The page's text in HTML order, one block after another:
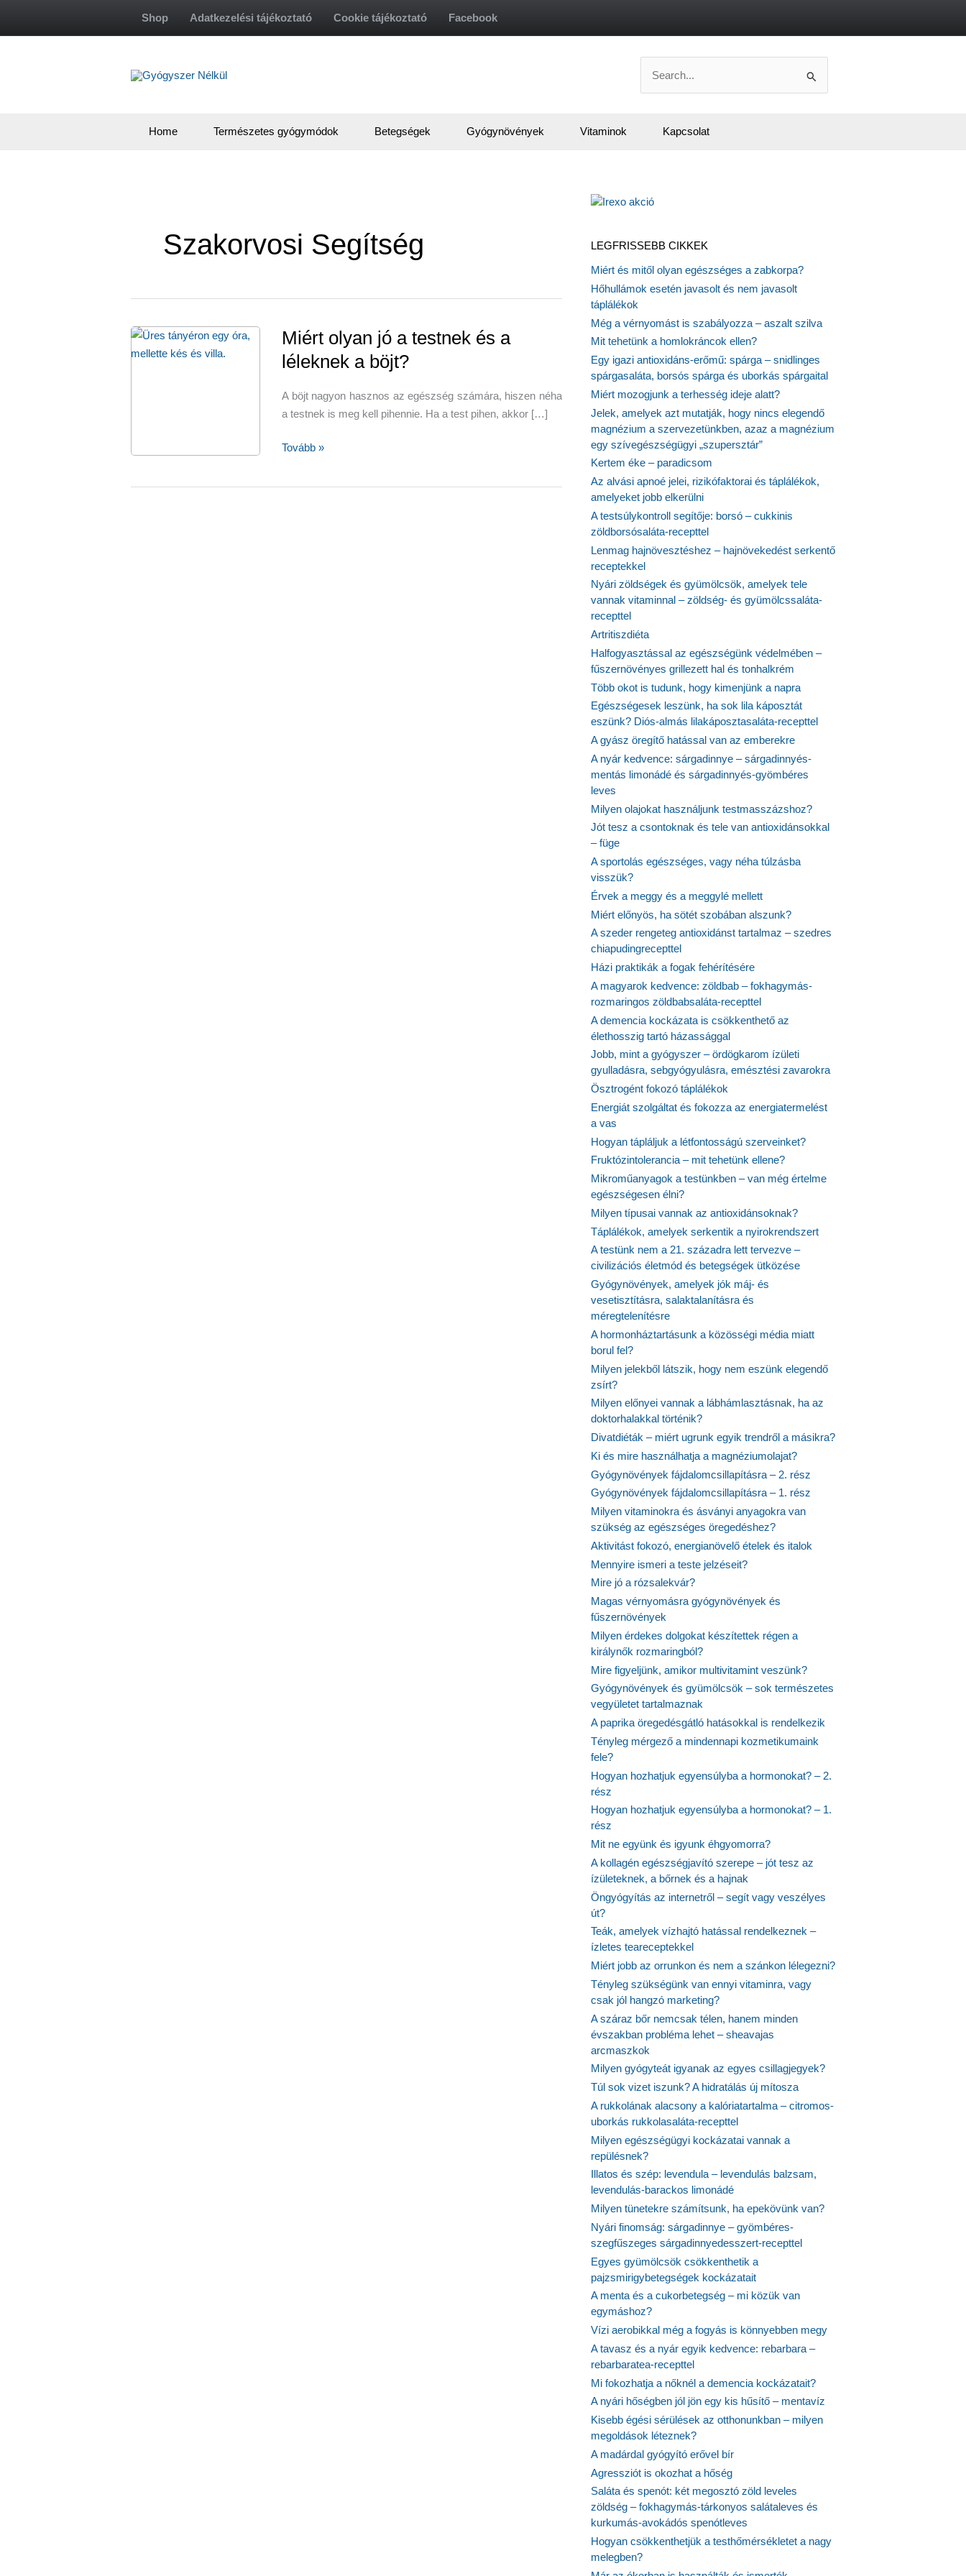
Shop Adatkezelési tájékoztató Cookie tájékoztató Facebook
for:
Home Természetes gyógymódok Betegségek Gyógynövények Vitaminok Kapcsolat
Szakorvosi Segítség
Miért olyan jó a testnek és a
léleknek a böjt?
A böjt nagyon hasznos az egészség számára, hiszen néha
a testnek is meg kell pihennie. Ha a test pihen, akkor […]
Miért
Tovább »
LEGFRISSEBB CIKKEK
Miért és mitől olyan egészséges a zabkorpa?
Hőhullámok esetén javasolt és nem javasolt
táplálékok
Még a vérnyomást is szabályozza – aszalt szilva
Mit tehetünk a homlokráncok ellen?
Egy igazi antioxidáns-erőmű: spárga – snidlinges
spárgasaláta, borsós spárga és uborkás spárgaital
Miért mozogjunk a terhesség ideje alatt?
Jelek, amelyek azt mutatják, hogy nincs elegendő
magnézium a szervezetünkben, azaz a magnézium
egy szívegészségügyi „szupersztár”
Kertem éke – paradicsom
Az alvási apnoé jelei, rizikófaktorai és táplálékok,
amelyeket jobb elkerülni
A testsúlykontroll segítője: borsó – cukkinis
zöldborsósaláta-recepttel
Lenmag hajnövesztéshez – hajnövekedést serkentő
receptekkel
Nyári zöldségek és gyümölcsök, amelyek tele
vannak vitaminnal – zöldség- és gyümölcssaláta-
recepttel
Artritiszdiéta
Halfogyasztással az egészségünk védelmében –
fűszernövényes grillezett hal és tonhalkrém
Több okot is tudunk, hogy kimenjünk a napra
Egészségesek leszünk, ha sok lila káposztát
eszünk? Diós-almás lilakáposztasaláta-recepttel
A gyász öregítő hatással van az emberekre
A nyár kedvence: sárgadinnye – sárgadinnyés-
mentás limonádé és sárgadinnyés-gyömbéres
leves
Milyen olajokat használjunk testmasszázshoz?
Jót tesz a csontoknak és tele van antioxidánsokkal
– füge
A sportolás egészséges, vagy néha túlzásba
visszük?
Érvek a meggy és a meggylé mellett
Miért előnyös, ha sötét szobában alszunk?
A szeder rengeteg antioxidánst tartalmaz – szedres
chiapudingrecepttel
Házi praktikák a fogak fehérítésére
A magyarok kedvence: zöldbab – fokhagymás-
rozmaringos zöldbabsaláta-recepttel
A demencia kockázata is csökkenthető az
élethosszig tartó házassággal
Jobb, mint a gyógyszer – ördögkarom ízületi
gyulladásra, sebgyógyulásra, emésztési zavarokra
Ösztrogént fokozó táplálékok
Energiát szolgáltat és fokozza az energiatermelést
a vas
Hogyan tápláljuk a létfontosságú szerveinket?
Fruktózintolerancia – mit tehetünk ellene?
Mikroműanyagok a testünkben – van még értelme
egészségesen élni?
Milyen típusai vannak az antioxidánsoknak?
Táplálékok, amelyek serkentik a nyirokrendszert
A testünk nem a 21. századra lett tervezve –
civilizációs életmód és betegségek ütközése
Gyógynövények, amelyek jók máj- és
vesetisztításra, salaktalanításra és
méregtelenítésre
A hormonháztartásunk a közösségi média miatt
borul fel?
Milyen jelekből látszik, hogy nem eszünk elegendő
zsírt?
Milyen előnyei vannak a lábhámlasztásnak, ha az
doktorhalakkal történik?
Divatdiéták – miért ugrunk egyik trendről a másikra?
Ki és mire használhatja a magnéziumolajat?
Gyógynövények fájdalomcsillapításra – 2. rész
Gyógynövények fájdalomcsillapításra – 1. rész
Milyen vitaminokra és ásványi anyagokra van
szükség az egészséges öregedéshez?
Aktivitást fokozó, energianövelő ételek és italok
Mennyire ismeri a teste jelzéseit?
Mire jó a rózsalekvár?
Magas vérnyomásra gyógynövények és
fűszernövények
Milyen érdekes dolgokat készítettek régen a
királynők rozmaringból?
Mire figyeljünk, amikor multivitamint veszünk?
Gyógynövények és gyümölcsök – sok természetes
vegyületet tartalmaznak
A paprika öregedésgátló hatásokkal is rendelkezik
Tényleg mérgező a mindennapi kozmetikumaink
fele?
Hogyan hozhatjuk egyensúlyba a hormonokat? – 2.
rész
Hogyan hozhatjuk egyensúlyba a hormonokat? – 1.
rész
Mit ne együnk és igyunk éhgyomorra?
A kollagén egészségjavító szerepe – jót tesz az
ízületeknek, a bőrnek és a hajnak
Öngyógyítás az internetről – segít vagy veszélyes
út?
Teák, amelyek vízhajtó hatással rendelkeznek –
ízletes teareceptekkel
Miért jobb az orrunkon és nem a szánkon lélegezni?
Tényleg szükségünk van ennyi vitaminra, vagy
csak jól hangzó marketing?
A száraz bőr nemcsak télen, hanem minden
évszakban probléma lehet – sheavajas
arcmaszkok
Milyen gyógyteát igyanak az egyes csillagjegyek?
Túl sok vizet iszunk? A hidratálás új mítosza
A rukkolának alacsony a kalóriatartalma – citromos-
uborkás rukkolasaláta-recepttel
Milyen egészségügyi kockázatai vannak a
repülésnek?
Illatos és szép: levendula – levendulás balzsam,
levendulás-barackos limonádé
Milyen tünetekre számítsunk, ha epekövünk van?
Nyári finomság: sárgadinnye – gyömbéres-
szegfűszeges sárgadinnyedesszert-recepttel
Egyes gyümölcsök csökkenthetik a
pajzsmirigybetegségek kockázatait
A menta és a cukorbetegség – mi közük van
egymáshoz?
Vízi aerobikkal még a fogyás is könnyebben megy
A tavasz és a nyár egyik kedvence: rebarbara –
rebarbaratea-recepttel
Mi fokozhatja a nőknél a demencia kockázatait?
A nyári hőségben jól jön egy kis hűsítő – mentavíz
Kisebb égési sérülések az otthonunkban – milyen
megoldások léteznek?
A madárdal gyógyító erővel bír
Agressziót is okozhat a hőség
Saláta és spenót: két megosztó zöld leveles
zöldség – fokhagymás-tárkonyos salátaleves és
kurkumás-avokádós spenótleves
Hogyan csökkenthetjük a testhőmérsékletet a nagy
melegben?